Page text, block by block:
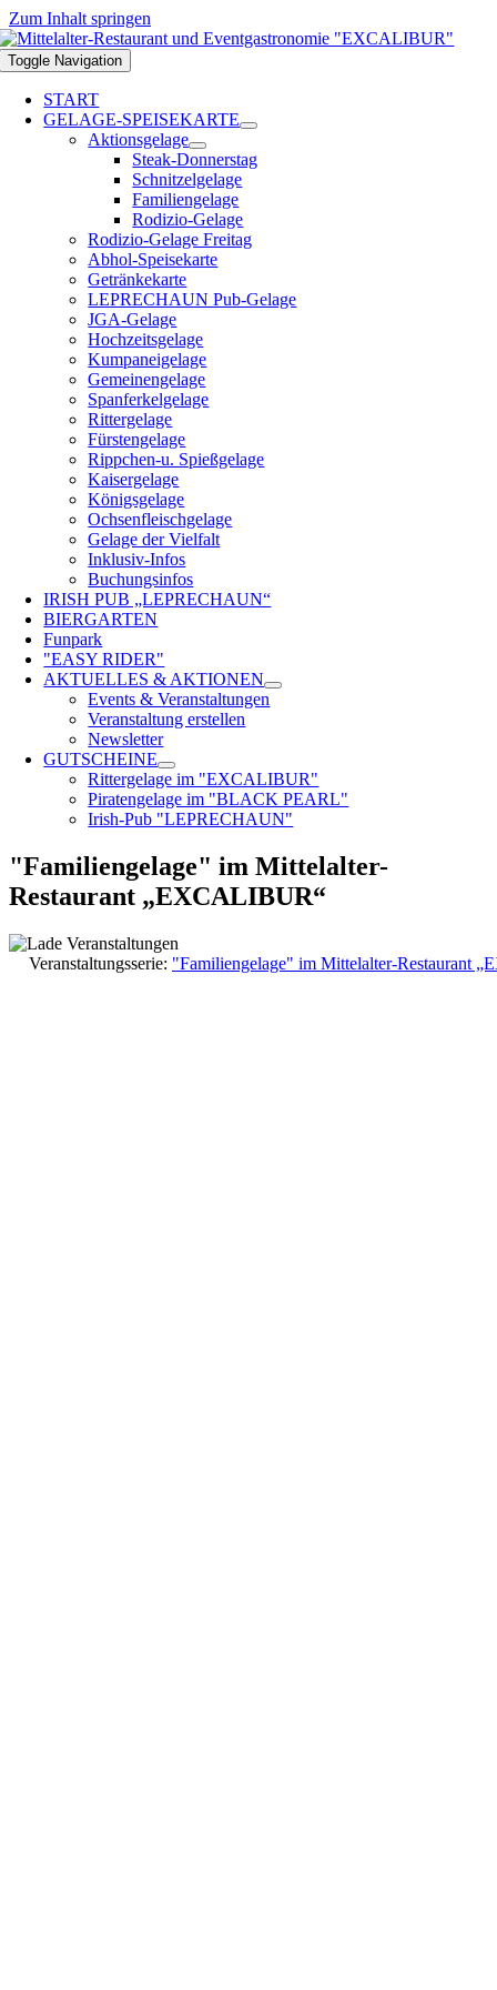
Zum Inhalt springen
Toggle Navigation
START
GELAGE-SPEISEKARTE
Aktionsgelage
Steak-Donnerstag
Schnitzelgelage
Familiengelage
Rodizio-Gelage
Rodizio-Gelage Freitag
Abhol-Speisekarte
Getränkekarte
LEPRECHAUN Pub-Gelage
JGA-Gelage
Hochzeitsgelage
Kumpaneigelage
Gemeinengelage
Spanferkelgelage
Rittergelage
Fürstengelage
Rippchen-u. Spießgelage
Kaisergelage
Königsgelage
Ochsenfleischgelage
Gelage der Vielfalt
Inklusiv-Infos
Buchungsinfos
IRISH PUB „LEPRECHAUN“
BIERGARTEN
Funpark
"EASY RIDER"
AKTUELLES & AKTIONEN
Events & Veranstaltungen
Veranstaltung erstellen
Newsletter
GUTSCHEINE
Rittergelage im "EXCALIBUR"
Piratengelage im "BLACK PEARL"
Irish-Pub "LEPRECHAUN"
"Familiengelage" im Mittelalter-
Restaurant „EXCALIBUR“
Veranstaltungsserie: "Familiengelage" im Mittelalter-Restaurant